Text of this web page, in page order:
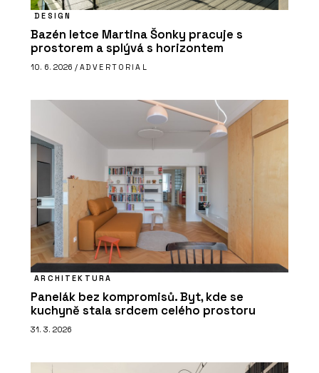
DESIGN
Bazén letce Martina Šonky pracuje s
prostorem a splývá s horizontem
10. 6. 2026 / ADVERTORIAL
ARCHITEKTURA
Panelák bez kompromisů. Byt, kde se
kuchyně stala srdcem celého prostoru
31. 3. 2026